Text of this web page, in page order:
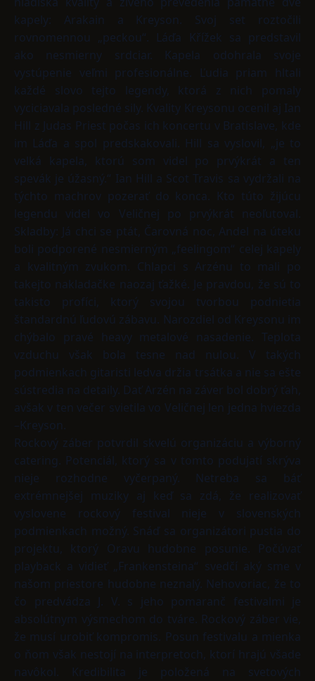
kapely: Arakain a Kreyson. Svoj set roztočili
rovnomennou „peckou“. Láďa Křížek sa predstavil
ako nesmierny srdciar. Kapela odohrala svoje
vystúpenie veľmi profesionálne. Ľudia priam hltali
každé slovo tejto legendy, ktorá z nich pomaly
vyciciavala posledné sily. Kvality Kreysonu ocenil aj Ian
Hill z Judas Priest počas ich koncertu v Bratislave, kde
im Láďa a spol predskakovali. Hill sa vyslovil, „je to
velká kapela, ktorú som videl po prvýkrát a ten
spevák je úžasný.“ Ian Hill a Scot Travis sa vydržali na
týchto machrov pozerať do konca. Kto túto žijúcu
legendu videl vo Veličnej po prvýkrát neoľutoval.
Skladby: Já chci se ptát, Čarovná noc, Andel na úteku
boli podporené nesmierným „feelingom“ celej kapely
a kvalitným zvukom. Chlapci s Arzénu to mali po
takejto nakladačke naozaj ťažké. Je pravdou, že sú to
takisto profíci, ktorý svojou tvorbou podnietia
štandardnú ľudovú zábavu. Narozdiel od Kreysonu im
chýbalo pravé heavy metalové nasadenie. Teplota
vzduchu však bola tesne nad nulou. V takých
podmienkach gitaristi ledva držia trsátka a nie sa ešte
sústredia na detaily. Dať Arzén na záver bol dobrý ťah,
avšak v ten večer svietila vo Veličnej len jedna hviezda
–Kreyson.
Rockový záber potvrdil skvelú organizáciu a výborný
catering. Potenciál, ktorý sa v tomto podujatí skrýva
nieje rozhodne vyčerpaný. Netreba sa báť
extrémnejšej muziky aj keď sa zdá, že realizovať
vyslovene rockový festival nieje v slovenských
podmienkach možný. Snáď sa organizátori pustia do
projektu, ktorý Oravu hudobne posunie. Počúvať
playback a vidieť „Frankensteina“ svedčí aký sme v
našom priestore hudobne neznalý. Nehovoriac, že to
čo predvádza J. V. s jeho pomaranč festivalmi je
absolútnym výsmechom do tváre. Rockový záber vie,
že musí urobiť kompromis. Posun festivalu a mienka
o ňom však nestojí na interpretoch, ktorí hrajú všade
navôkol. Kredibilita je položená na svetových